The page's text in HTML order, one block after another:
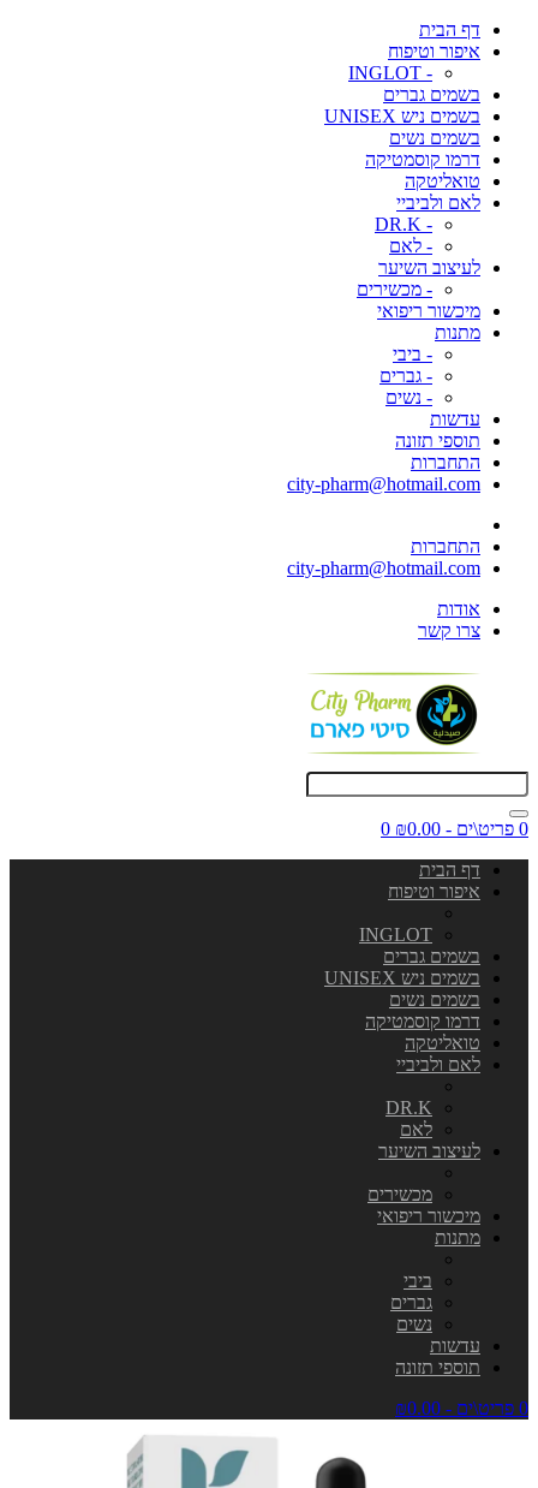
דף הבית
איפור וטיפוח
- INGLOT
בשמים גברים
בשמים ניש UNISEX
בשמים נשים
דרמו קוסמטיקה
טואליטקה
לאם ולביביי
- DR.K
- לאם
לעיצוב השיער
- מכשירים
מיכשור ריפואי
מתנות
- ביבי
- גברים
- נשים
עדשות
תוספי תזונה
התחברות
city-pharm@hotmail.com
התחברות
city-pharm@hotmail.com
אודות
צרו קשר
0 פריט\ים - ₪0.00
0
דף הבית
איפור וטיפוח
INGLOT
בשמים גברים
בשמים ניש UNISEX
בשמים נשים
דרמו קוסמטיקה
טואליטקה
לאם ולביביי
DR.K
לאם
לעיצוב השיער
מכשירים
מיכשור ריפואי
מתנות
ביבי
גברים
נשים
עדשות
תוספי תזונה
0 פריט\ים - ₪0.00